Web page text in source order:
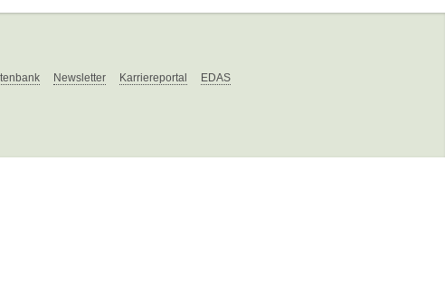
Newsletter Karriereportal EDAS